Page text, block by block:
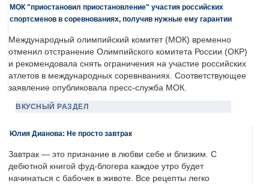
МОК "приостановил приостановление" участия российских
спортсменов в соревнованиях, получив нужные ему гарантии
Международный олимпийский комитет (МОК) временно
отменил отстранение Олимпийского комитета России (ОКР)
и рекомендовала снять ограничения на участие российских
атлетов в международных соревнваниях. Соответствующее
заявление опубликовала пресс-служба МОК.
ВКУСНЫЙ РАЗДЕЛ
Юлия Дианова: Не просто завтрак
Завтрак — это признание в любви себе и близким. С
дебютной книгой фуд-блогера каждое утро будет
начинаться с бабочек в животе. Все рецепты легко